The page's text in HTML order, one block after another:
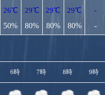
26℃
50%
29℃
80%
29℃
80%
29℃
80%
-
-
6時 7時 8時 9時